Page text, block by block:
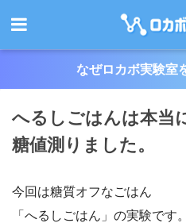
なぜロカボ実験室
へるしごはんは本当
糖値測りました。
今回は糖質オフなごはん
「へるしごはん」の実験です。